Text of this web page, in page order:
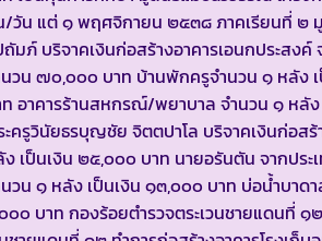
วัน แต่ ๑ พฤศจิกายน ๒๕๓๘ ภาคเรียนที่ ๒
มภ์ บริจาคเงินก่อสร้างอาคารเอนกประสงค์
วน ๗๐,๐๐๐ บาท บ้านพักครูจำนวน ๑ หลัง
อาคารร้านสหกรณ์/พยาบาล จำนวน ๑ หลั
ครูวินัยธรบุญชัย จิตตปาโล บริจาคเงินก่อส
เป็นเงิน ๒๕,๐๐๐ บาท นายอรันตัน จากประ
วน ๑ หลัง เป็นเงิน ๑๓,๐๐๐ บาท บ่อน้ำบาด
๐๐ บาท กองร้อยตำรวจตระเวนชายแดนที่ ๑